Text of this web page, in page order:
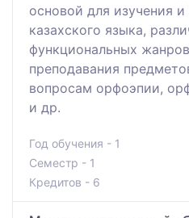
основой для изучения
казахского языка,
функциональных
преподавания
вопросам орфоэпии,
и др.
Год обучения - 1
Семестр - 1
Кредитов - 6